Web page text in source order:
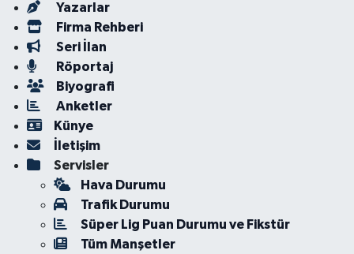
Yazarlar
Firma Rehberi
Seri İlan
Röportaj
Biyografi
Anketler
Künye
İletişim
Servisler
Hava Durumu
Trafik Durumu
Süper Lig Puan Durumu ve Fikstür
Tüm Manşetler